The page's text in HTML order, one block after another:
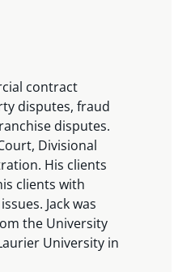
contract
disputes, fraud
disputes.
Divisional
His clients
clients with
Jack was
the University
University in